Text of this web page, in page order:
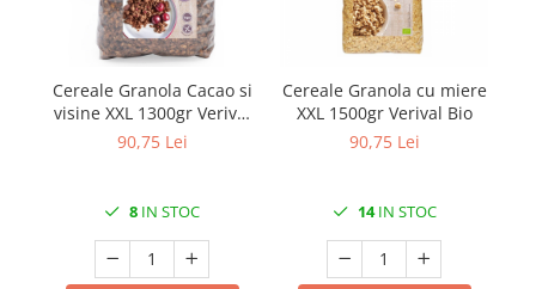
Cereale Granola Cacao si
visine XXL 1300gr Verival
Bio
90,75 Lei
8 IN STOC
Cereale Granola cu miere
XXL 1500gr Verival Bio
90,75 Lei
14IN STOC